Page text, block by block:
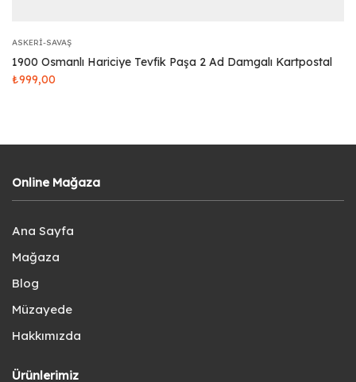
ASKERI-SAVAŞ
1900 Osmanlı Hariciye Tevfik Paşa 2 Ad Damgalı Kartpostal
₺999,00
Online Mağaza
Ana Sayfa
Mağaza
Blog
Müzayede
Hakkımızda
Ürünlerimiz